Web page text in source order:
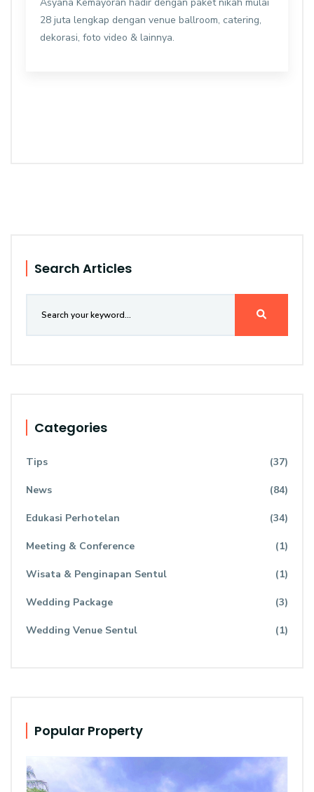
28 juta lengkap dengan venue ballroom, catering,
dekorasi, foto video & lainnya.
Search Articles
Categories
Tips (37)
News (84)
Edukasi Perhotelan (34)
Meeting & Conference (1)
Wisata & Penginapan Sentul (1)
Wedding Package (3)
Wedding Venue Sentul (1)
Popular Property